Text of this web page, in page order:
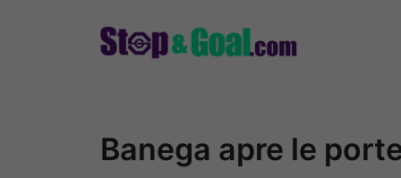
Banega apre le